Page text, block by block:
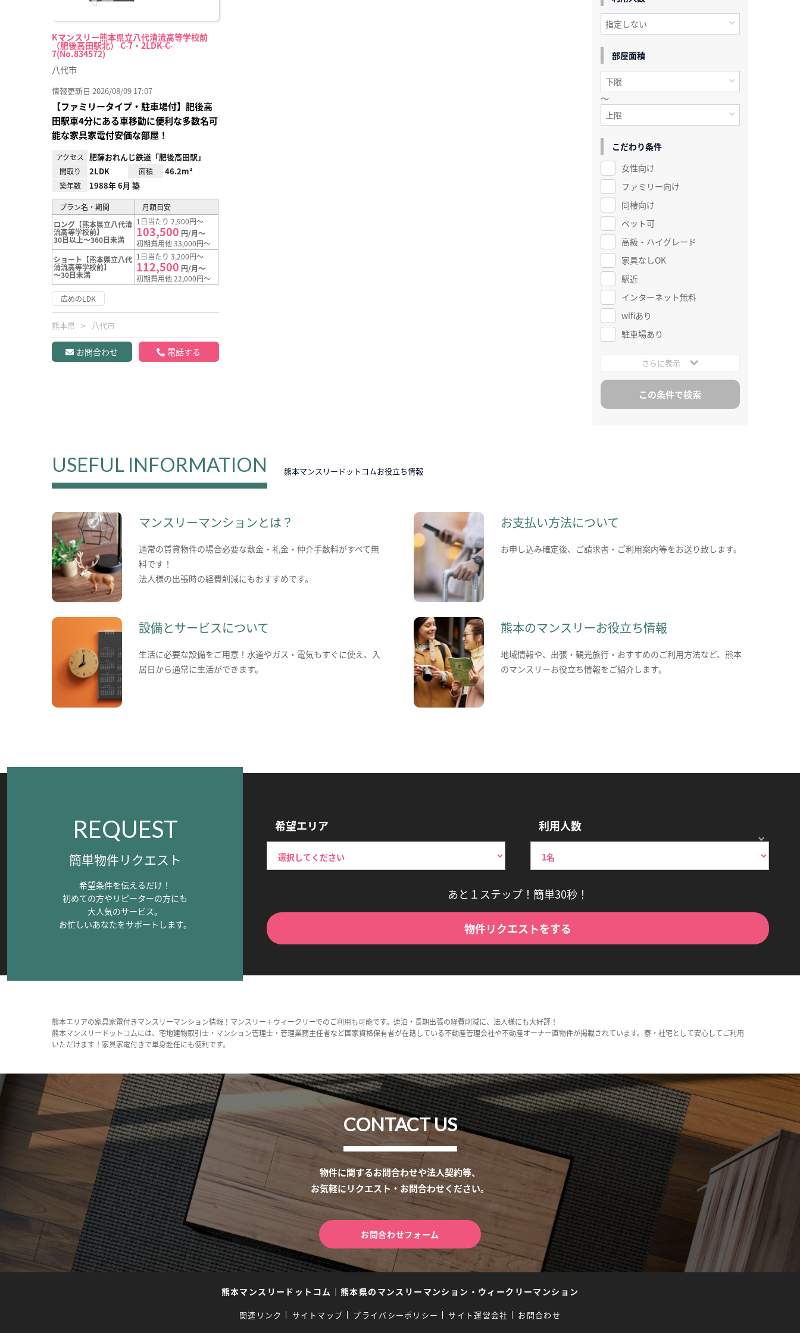
Kマンスリー熊本県立八代清流高等学校前
（肥後高田駅北） C-7・2LDK-C-
7(No.834572)
八代市
情報更新日 2026/08/09 17:07
【ファミリータイプ・駐車場付】肥後高
田駅車4分にある車移動に便利な多数名可
能な家具家電付安価な部屋！
アクセス 肥薩おれんじ鉄道「肥後高田駅」
間取り 2LDK 面積 46.2m²
築年数 1988年 6月 築
プラン名・期間
月額目安
ロング【熊本県立八代清
流高等学校前】
30日以上～360日未満
1日当たり 2,900円～
103,500 円/月～
初期費用他 33,000円～
ショート【熊本県立八代
清流高等学校前】
～30日未満
1日当たり 3,200円～
112,500 円/月～
初期費用他 22,000円～
広めのLDK
熊本県 八代市
お問合わせ 電話する
部屋面積
～
こだわり条件
女性向け
ファミリー向け
同棲向け
ペット可
高級・ハイグレード
家具なしOK
駅近
インターネット無料
wifiあり
駐車場あり
さらに表示
USEFUL INFORMATION 熊本マンスリードットコムお役立ち情報
マンスリーマンションとは？
通常の賃貸物件の場合必要な敷金・礼金・仲介手数料がすべて無
料です！
法人様の出張時の経費削減にもおすすめです。
お支払い方法について
お申し込み確定後、ご請求書・ご利用案内等をお送り致します。
設備とサービスについて
生活に必要な設備をご用意！水道やガス・電気もすぐに使え、入
居日から通常に生活ができます。
熊本のマンスリーお役立ち情報
地域情報や、出張・観光旅行・おすすめのご利用方法など、熊本
のマンスリーお役立ち情報をご紹介します。
REQUEST
簡単物件リクエスト
希望条件を伝えるだけ！
初めての方やリピーターの方にも
大人気のサービス。
お忙しいあなたをサポートします。
希望エリア 利用人数
あと１ステップ！簡単30秒！
物件リクエストをする
熊本エリアの家具家電付きマンスリーマンション情報！マンスリー＋ウィークリーでのご利用も可能です。連泊・長期出張の経費削減に、法人様にも大好評！
熊本マンスリードットコムには、宅地建物取引士・マンション管理士・管理業務主任者など国家資格保有者が在籍している不動産管理会社や不動産オーナー直物件が掲載されています。寮・社宅として安心してご利用
いただけます！家具家電付きで単身赴任にも便利です。
CONTACT US
物件に関するお問合わせや法人契約等、
お気軽にリクエスト・お問合わせください。
お問合わせフォーム
熊本マンスリードットコム ｜ 熊本県のマンスリーマンション・ウィークリーマンション
関連リンク サイトマップ プライバシーポリシー サイト運営会社 お問合わせ